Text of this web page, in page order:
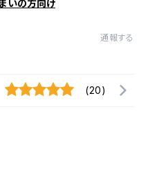
いの方向け
通報する
(20)